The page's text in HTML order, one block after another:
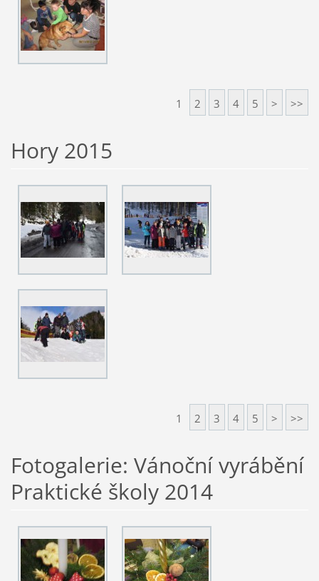
1 2 3 4 5 > >>
Hory 2015
1 2 3 4 5 > >>
Fotogalerie: Vánoční vyrábění
Praktické školy 2014